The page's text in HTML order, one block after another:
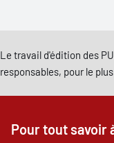
Le travail d'édition des
responsables, pour le
Pour tout savoir